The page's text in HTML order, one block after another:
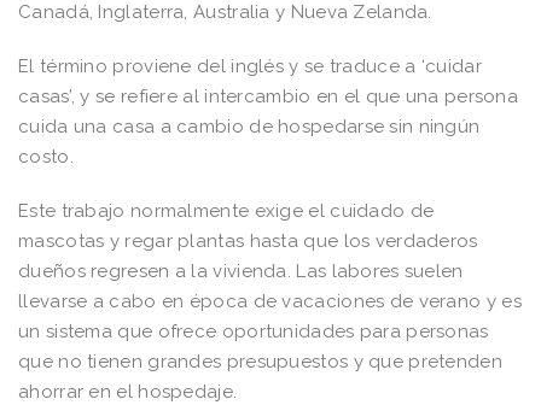
Canadá, Inglaterra, Australia y Nueva Zelanda.
El término proviene del inglés y se traduce a ‘cuidar
casas’, y se refiere al intercambio en el que una persona
cuida una casa a cambio de hospedarse sin ningún
costo.
Este trabajo normalmente exige el cuidado de
mascotas y regar plantas hasta que los verdaderos
dueños regresen a la vivienda. Las labores suelen
llevarse a cabo en época de vacaciones de verano y es
un sistema que ofrece oportunidades para personas
que no tienen grandes presupuestos y que pretenden
ahorrar en el hospedaje.